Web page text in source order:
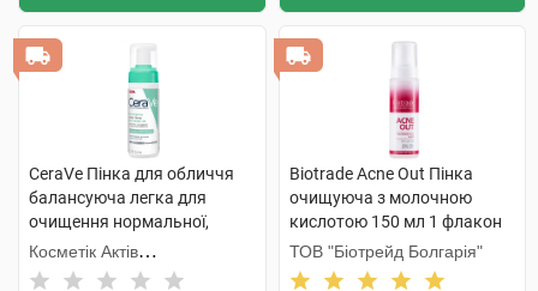
CeraVe Пінка для обличчя
балансуюча легка для
очищення нормальної,
комбінованої та чутливої
шкіри 148 мл 1 флакон
Косметік Актів
Інтернаціональ
Biotrade Acne Out Пінка
очищуюча з молочною
кислотою 150 мл 1 флакон
ТОВ "Біотрейд Болгарія"